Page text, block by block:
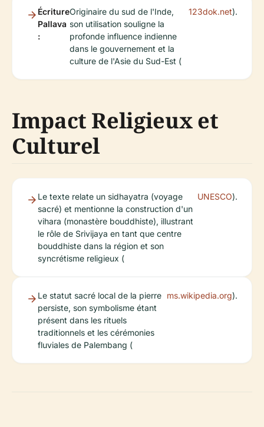
Écriture
Pallava
:
Originaire du sud de l'Inde,
son utilisation souligne la
profonde influence indienne
dans le gouvernement et la
culture de l'Asie du Sud-Est (
123dok.net).
Impact Religieux et
Culturel
Le texte relate un sidhayatra (voyage
sacré) et mentionne la construction d'un
vihara (monastère bouddhiste), illustrant
le rôle de Srivijaya en tant que centre
bouddhiste dans la région et son
syncrétisme religieux (
UNESCO).
Le statut sacré local de la pierre
persiste, son symbolisme étant
présent dans les rituels
traditionnels et les cérémonies
fluviales de Palembang (
ms.wikipedia.org).